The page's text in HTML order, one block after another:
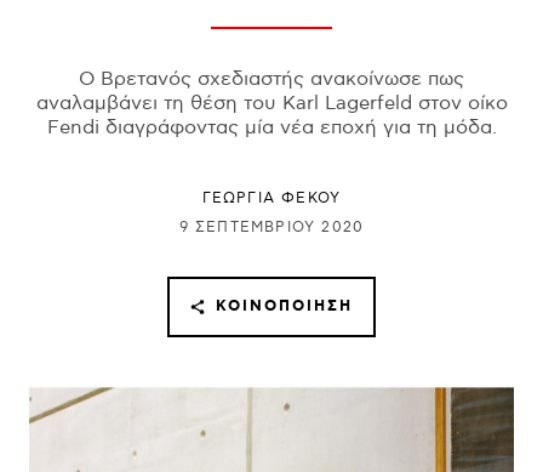
Ο Βρετανός σχεδιαστής ανακοίνωσε πως
αναλαμβάνει τη θέση του Karl Lagerfeld στον οίκο
Fendi διαγράφοντας μία νέα εποχή για τη μόδα.
ΓΕΩΡΓΙΑ ΦΕΚΟΥ
9 ΣΕΠΤΕΜΒΡΊΟΥ 2020
ΚΟΙΝΟΠΟΊΗΣΗ